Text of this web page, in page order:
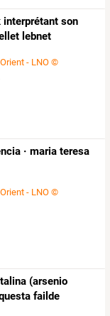
interprétant son
lebnet
- LNO ©
· maria teresa
- LNO ©
(arsenio
failde